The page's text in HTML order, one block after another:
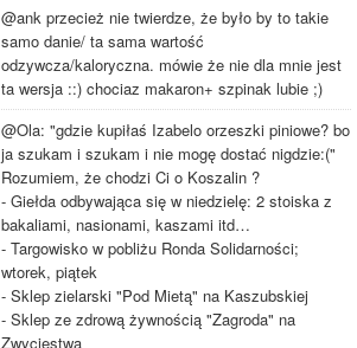
@ank przecież nie twierdze, że było by to takie
samo danie/ ta sama wartość
odzywcza/kaloryczna. mówie że nie dla mnie jest
ta wersja ::) chociaz makaron+ szpinak lubie ;)
@Ola: "gdzie kupiłaś Izabelo orzeszki piniowe? bo
ja szukam i szukam i nie mogę dostać nigdzie:("
Rozumiem, że chodzi Ci o Koszalin ?
- Giełda odbywająca się w niedzielę: 2 stoiska z
bakaliami, nasionami, kaszami itd…
- Targowisko w pobliżu Ronda Solidarności;
wtorek, piątek
- Sklep zielarski "Pod Mietą" na Kaszubskiej
- Sklep ze zdrową żywnością "Zagroda" na
Zwycięstwa